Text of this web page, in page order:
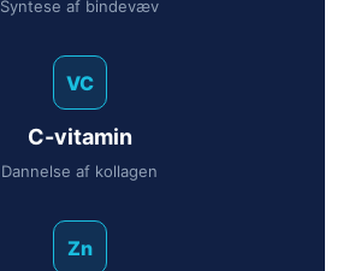
Syntese af bindevæv
VC
C-vitamin
Dannelse af kollagen
Zn